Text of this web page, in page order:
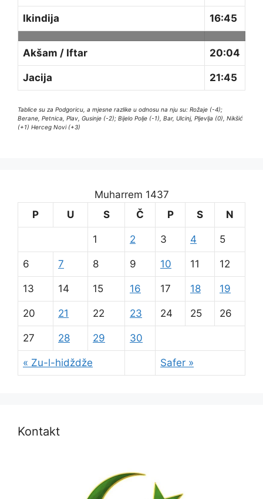
Ikindija 16:45
Akšam / Iftar 20:04
Jacija 21:45
Tablice su za Podgoricu, a mjesne razlike u odnosu na nju su: Rožaje (-4);
Berane, Petnica, Plav, Gusinje (-2); Bijelo Polje (-1), Bar, Ulcinj, Pljevlja (0), Nikšić
(+1) Herceg Novi (+3)
Muharrem 1437
P
U S Č P S N
« Zu-l-hidždže Safer »
1 2 3 4 5
6 7 8 9 10 11 12
13 14 15 16 17 18 19
20 21 22 23 24 25 26
27 28 29 30
Kontakt